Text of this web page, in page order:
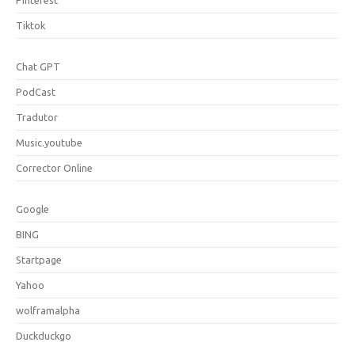
Tiktok
Chat GPT
PodCast
Tradutor
Music.youtube
Corrector Online
Google
BING
Startpage
Yahoo
wolframalpha
Duckduckgo